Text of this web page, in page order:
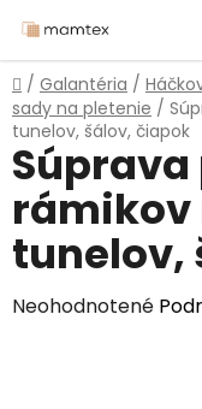
na
obsah
Domov
/ Galantéria /
sady na pletenie /
tunelov, šálov, čiapok
rámikov
tunelov,
Priemerné
Neohodnotené